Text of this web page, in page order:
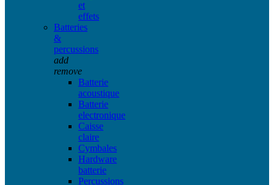
et
effets
Batteries
&
percussions
add
remove
Batterie
acoustique
Batterie
electronique
Caisse
claire
Cymbales
Hardware
batterie
Percussions